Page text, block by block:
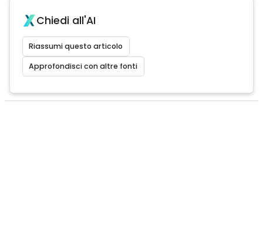
Chiedi all'AI
Riassumi questo articolo
Approfondisci con altre fonti